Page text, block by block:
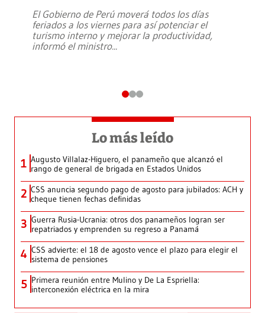
El Gobierno de Perú moverá todos los días
feriados a los viernes para así potenciar el
turismo interno y mejorar la productividad,
informó el ministro...
Lo más leído
1 Augusto Villalaz-Higuero, el panameño que alcanzó el
rango de general de brigada en Estados Unidos
2 CSS anuncia segundo pago de agosto para jubilados: ACH y
cheque tienen fechas definidas
3 Guerra Rusia-Ucrania: otros dos panameños logran ser
repatriados y emprenden su regreso a Panamá
4 CSS advierte: el 18 de agosto vence el plazo para elegir el
sistema de pensiones
5 Primera reunión entre Mulino y De La Espriella:
interconexión eléctrica en la mira